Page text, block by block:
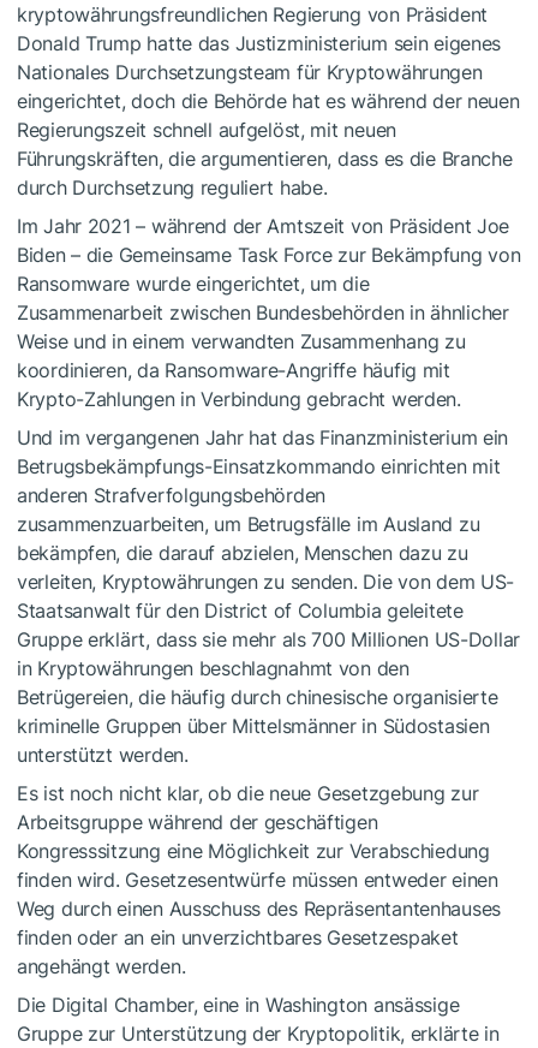
kryptowährungsfreundlichen Regierung von Präsident
Donald Trump hatte das Justizministerium sein eigenes
Nationales Durchsetzungsteam für Kryptowährungen
eingerichtet, doch die Behörde hat es während der neuen
Regierungszeit schnell aufgelöst, mit neuen
Führungskräften, die argumentieren, dass es die Branche
durch Durchsetzung reguliert habe.
Im Jahr 2021 – während der Amtszeit von Präsident Joe
Biden – die Gemeinsame Task Force zur Bekämpfung von
Ransomware wurde eingerichtet, um die
Zusammenarbeit zwischen Bundesbehörden in ähnlicher
Weise und in einem verwandten Zusammenhang zu
koordinieren, da Ransomware-Angriffe häufig mit
Krypto-Zahlungen in Verbindung gebracht werden.
Und im vergangenen Jahr hat das Finanzministerium ein
Betrugsbekämpfungs-Einsatzkommando einrichten mit
anderen Strafverfolgungsbehörden
zusammenzuarbeiten, um Betrugsfälle im Ausland zu
bekämpfen, die darauf abzielen, Menschen dazu zu
verleiten, Kryptowährungen zu senden. Die von dem US-
Staatsanwalt für den District of Columbia geleitete
Gruppe erklärt, dass sie mehr als 700 Millionen US-Dollar
in Kryptowährungen beschlagnahmt von den
Betrügereien, die häufig durch chinesische organisierte
kriminelle Gruppen über Mittelsmänner in Südostasien
unterstützt werden.
Es ist noch nicht klar, ob die neue Gesetzgebung zur
Arbeitsgruppe während der geschäftigen
Kongresssitzung eine Möglichkeit zur Verabschiedung
finden wird. Gesetzesentwürfe müssen entweder einen
Weg durch einen Ausschuss des Repräsentantenhauses
finden oder an ein unverzichtbares Gesetzespaket
angehängt werden.
Die Digital Chamber, eine in Washington ansässige
Gruppe zur Unterstützung der Kryptopolitik, erklärte in